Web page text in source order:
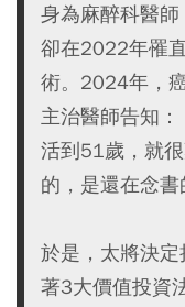
身為麻醉科醫師
卻在2022年罹
術。2024年，
主治醫師告知
活到51歲，就
的，是還在念書
於是，太將決
著3大價值投資